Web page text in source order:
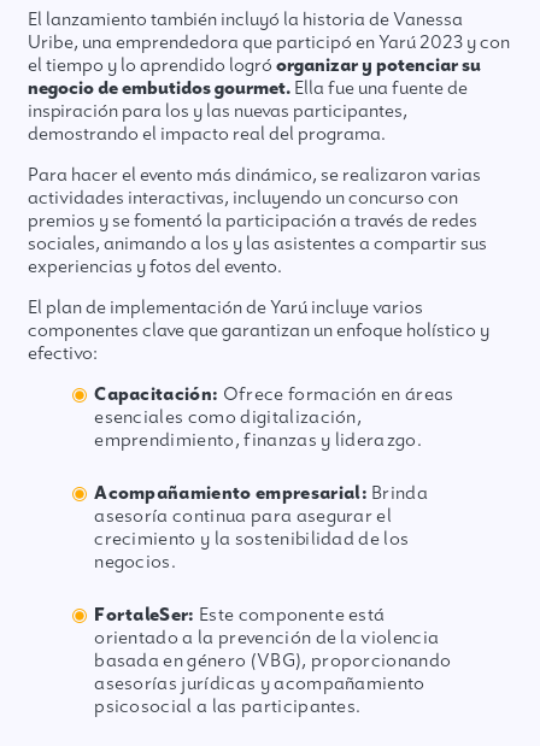
El lanzamiento también incluyó la historia de Vanessa
Uribe, una emprendedora que participó en Yarú 2023 y con
el tiempo y lo aprendido logróorganizar y potenciar su
negocio de embutidos gourmet. Ella fue una fuente de
inspiración para los y las nuevas participantes,
demostrando el impacto real del programa.
Para hacer el evento más dinámico, se realizaron varias
actividades interactivas, incluyendo un concurso con
premios y se fomentó la participación a través de redes
sociales, animando a los y las asistentes a compartir sus
experiencias y fotos del evento.
El plan de implementación de Yarú incluye varios
componentes clave que garantizan un enfoque holístico y
efectivo:
Capacitación: Ofrece formación en áreas
esenciales como digitalización,
emprendimiento, finanzas y liderazgo.
Acompañamiento empresarial: Brinda
asesoría continua para asegurar el
crecimiento y la sostenibilidad de los
negocios.
FortaleSer: Este componente está
orientado a la prevención de la violencia
basada en género (VBG), proporcionando
asesorías jurídicas y acompañamiento
psicosocial a las participantes.